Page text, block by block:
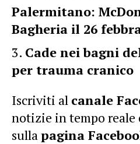
Palermitano:
Bagheria il 26
Cade nei bagni
per trauma cranico
Iscriviti al canale
notizie in tempo reale
sullapagina